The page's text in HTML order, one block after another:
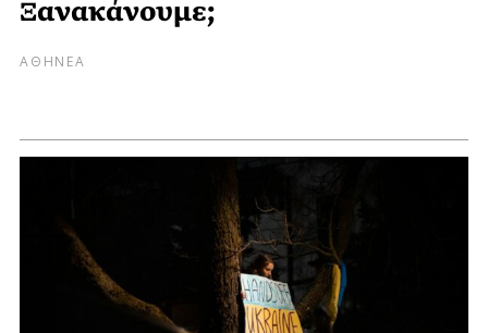
Ξανακάνουμε;
ΑΘΗΝΕΑ